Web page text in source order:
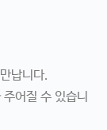
납니다.
어질 수 있습니